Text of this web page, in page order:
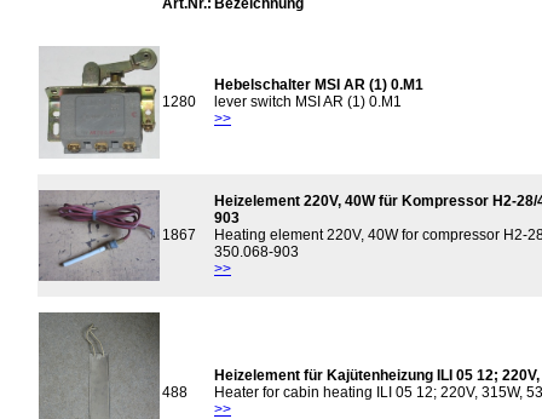
Art.Nr.: Bezeichnung
1280
Hebelschalter MSI AR (1) 0.M1
lever switch MSI AR (1) 0.M1
>>
1867
Heizelement 220V, 40W für Kompressor H2-
903
Heating element 220V, 40W for compressor H2-
350.068-903
>>
488
Heizelement für Kajütenheizung ILI 05 12;
Heater for cabin heating ILI 05 12; 220V, 315W,
>>